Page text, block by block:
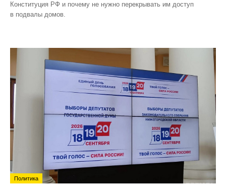
Конституция РФ и почему не нужно перекрывать им доступ
в подвалы домов.
Политика